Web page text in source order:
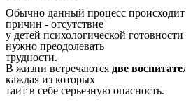
Обычно данный процесс
причин - отсутствие
у детей психологической
нужно преодолевать
трудности.
В жизни встречаются две
каждая из которых
таит в себе серьезную опасность.